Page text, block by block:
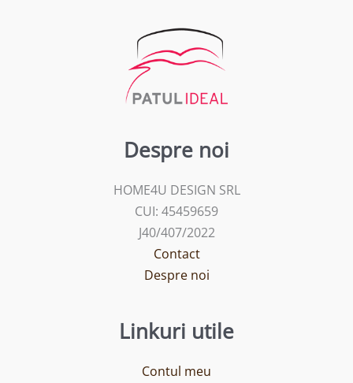
Despre noi
HOME4U DESIGN SRL
CUI: 45459659
J40/407/2022
Contact
Despre noi
Linkuri utile
Contul meu